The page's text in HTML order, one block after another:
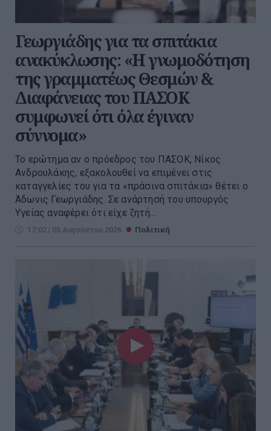
Γεωργιάδης για τα σπιτάκια
ανακύκλωσης: «Η γνωμοδότηση
της γραμματέως Θεσμών &
Διαφάνειας του ΠΑΣΟΚ
συμφωνεί ότι όλα έγιναν
σύννομα»
Το ερώτημα αν ο πρόεδρος του ΠΑΣΟΚ, Νίκος
Ανδρουλάκης, εξακολουθεί να επιμένει στις
καταγγελίες του για τα «πράσινα σπιτάκια» θέτει ο
Άδωνις Γεωργιάδης. Σε ανάρτησή του υπουργός
Υγείας αναφέρει ότι είχε ζητή...
17:02 | 05 Αυγούστου 2026 Πολιτική